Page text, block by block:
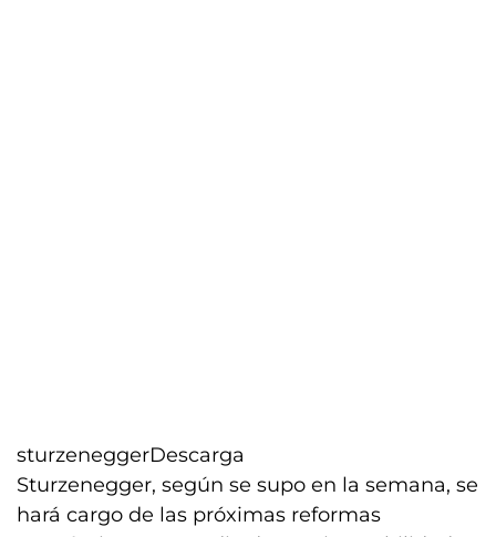
sturzeneggerDescarga
Sturzenegger, según se supo en la semana, se
hará cargo de las próximas reformas